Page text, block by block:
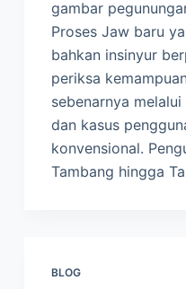
gambar
Proses Jaw baru
bahkan insinyur
periksa
sebenarnya
dan kasus
konvensional.
Tambang hingga
BLOG